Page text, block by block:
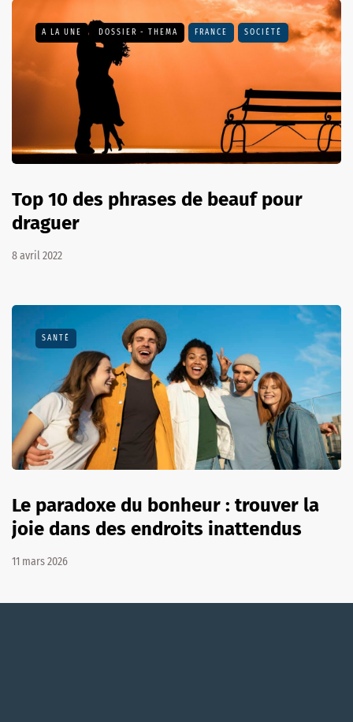
A LA UNE DOSSIER - THEMA FRANCE SOCIÉTÉ
Top 10 des phrases de beauf pour
draguer
8 avril 2022
SANTÉ
Le paradoxe du bonheur : trouver la
joie dans des endroits inattendus
11 mars 2026